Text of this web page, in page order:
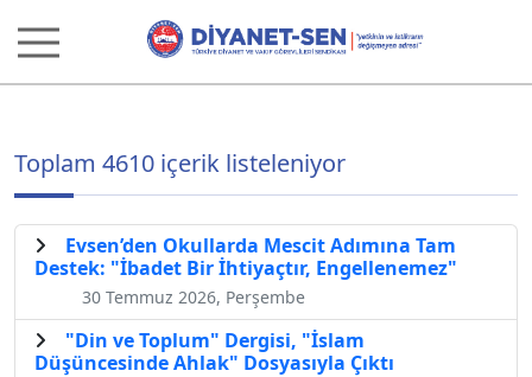
Toplam 4610 içerik listeleniyor
Evsen’den Okullarda Mescit Adımına Tam
Destek: "İbadet Bir İhtiyaçtır, Engellenemez"
30 Temmuz 2026, Perşembe
"Din ve Toplum" Dergisi, "İslam
Düşüncesinde Ahlak" Dosyasıyla Çıktı